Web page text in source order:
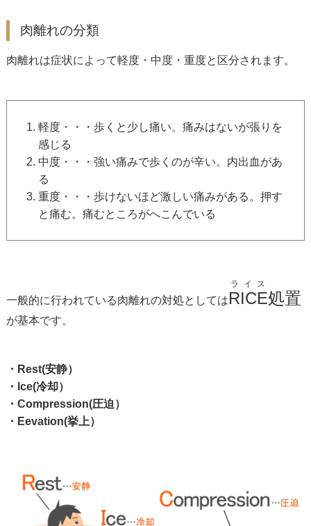
肉離れの分類
肉離れは症状によって軽度・中度・重度と区分されます。
軽度・・・歩くと少し痛い。痛みはないが張りを
感じる
中度・・・強い痛みで歩くのが辛い。内出血があ
る
重度・・・歩けないほど激しい痛みがある。押す
と痛む。痛むところがへこんでいる
一般的に行われている肉離れの対処としてはRICE
ライス
処置
が基本です。
・Rest(安静）
・lce(冷却）
・Compression(圧迫）
・Eevation(挙上）